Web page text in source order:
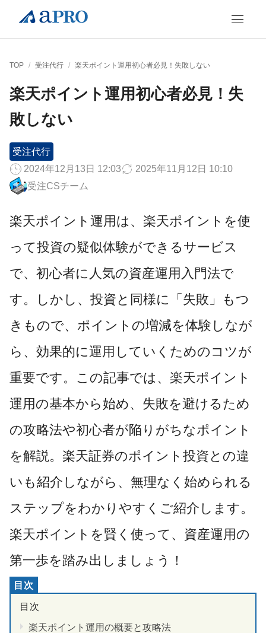
TOP / 受注代行 / 楽天ポイント運用初心者必見！失敗しない
楽天ポイント運用初心者必見！失
敗しない
受注代行
2024年12月13日 12:03
2025年11月12日 10:10
受注CSチーム
楽天ポイント運用は、楽天ポイントを使
って投資の疑似体験ができるサービス
で、初心者に人気の資産運用入門法で
す。しかし、投資と同様に「失敗」もつ
きもので、ポイントの増減を体験しなが
ら、効果的に運用していくためのコツが
重要です。この記事では、楽天ポイント
運用の基本から始め、失敗を避けるため
の攻略法や初心者が陥りがちなポイント
を解説。楽天証券のポイント投資との違
いも紹介しながら、無理なく始められる
ステップをわかりやすくご紹介します。
楽天ポイントを賢く使って、資産運用の
第一歩を踏み出しましょう！
楽天ポイント運用の概要と攻略法